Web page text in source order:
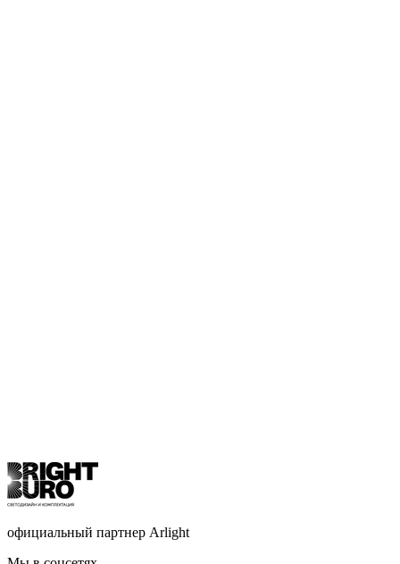
официальный партнер Arlight